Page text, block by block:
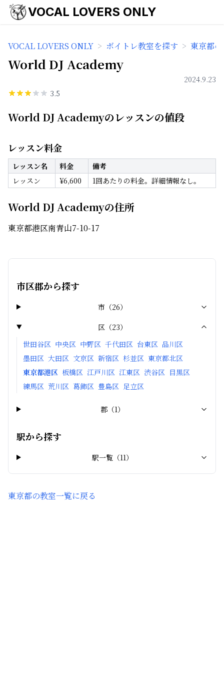
VOCAL LOVERS ONLY
VOCAL LOVERS ONLY > ボイトレ教室を探す > 東京都
World DJ Academy
2024.9.23
3.5
World DJ Academyのレッスンの値段
レッスン料金
レッスン名 料金
備考
レッスン
¥6,600 1回あたりの料金。詳細情報なし。
World DJ Academyの住所
東京都港区南青山7-10-17
市区郡から探す
市 （26）
区 （23）
世田谷区 中央区 中野区 千代田区 台東区 品川区
墨田区 大田区 文京区 新宿区 杉並区 東京都北区
東京都港区 板橋区 江戸川区 江東区 渋谷区 目黒区
練馬区 荒川区 葛飾区 豊島区 足立区
郡 （1）
駅から探す
駅一覧（11）
東京都の教室一覧に戻る